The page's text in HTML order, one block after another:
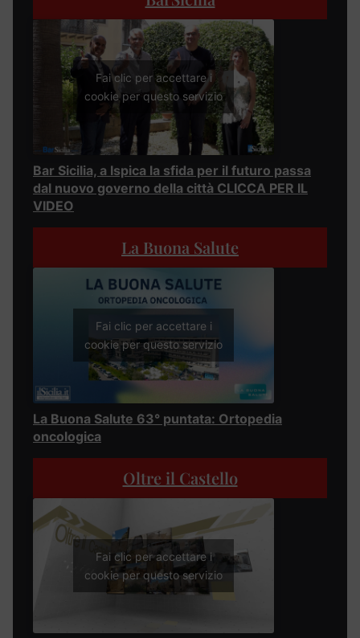
Fai clic per accettare i
cookie per questo servizio
Bar Sicilia, a Ispica la sfida per il futuro passa
dal nuovo governo della città CLICCA PER IL
VIDEO
La Buona Salute
Fai clic per accettare i
cookie per questo servizio
La Buona Salute 63° puntata: Ortopedia
oncologica
Oltre il Castello
Fai clic per accettare i
cookie per questo servizio